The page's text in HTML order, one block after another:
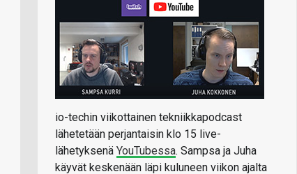
io-techin viikottainen tekniikkapodcast
lähetetään perjantaisin klo 15 live-
lähetyksenä YouTubessa. Sampsa ja Juha
käyvät keskenään läpi kuluneen viikon ajalta